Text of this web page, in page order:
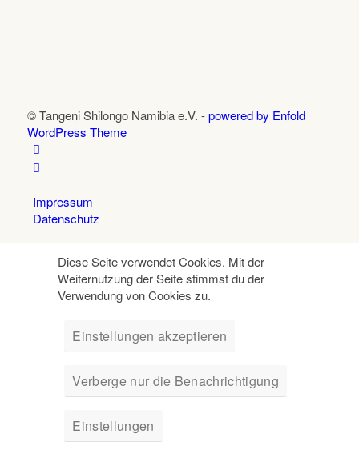
© Tangeni Shilongo Namibia e.V. -powered by Enfold
WordPress Theme
Impressum
Datenschutz
Diese Seite verwendet Cookies. Mit der
Weiternutzung der Seite stimmst du der
Verwendung von Cookies zu.
Einstellungen akzeptieren
Verberge nur die Benachrichtigung
Einstellungen